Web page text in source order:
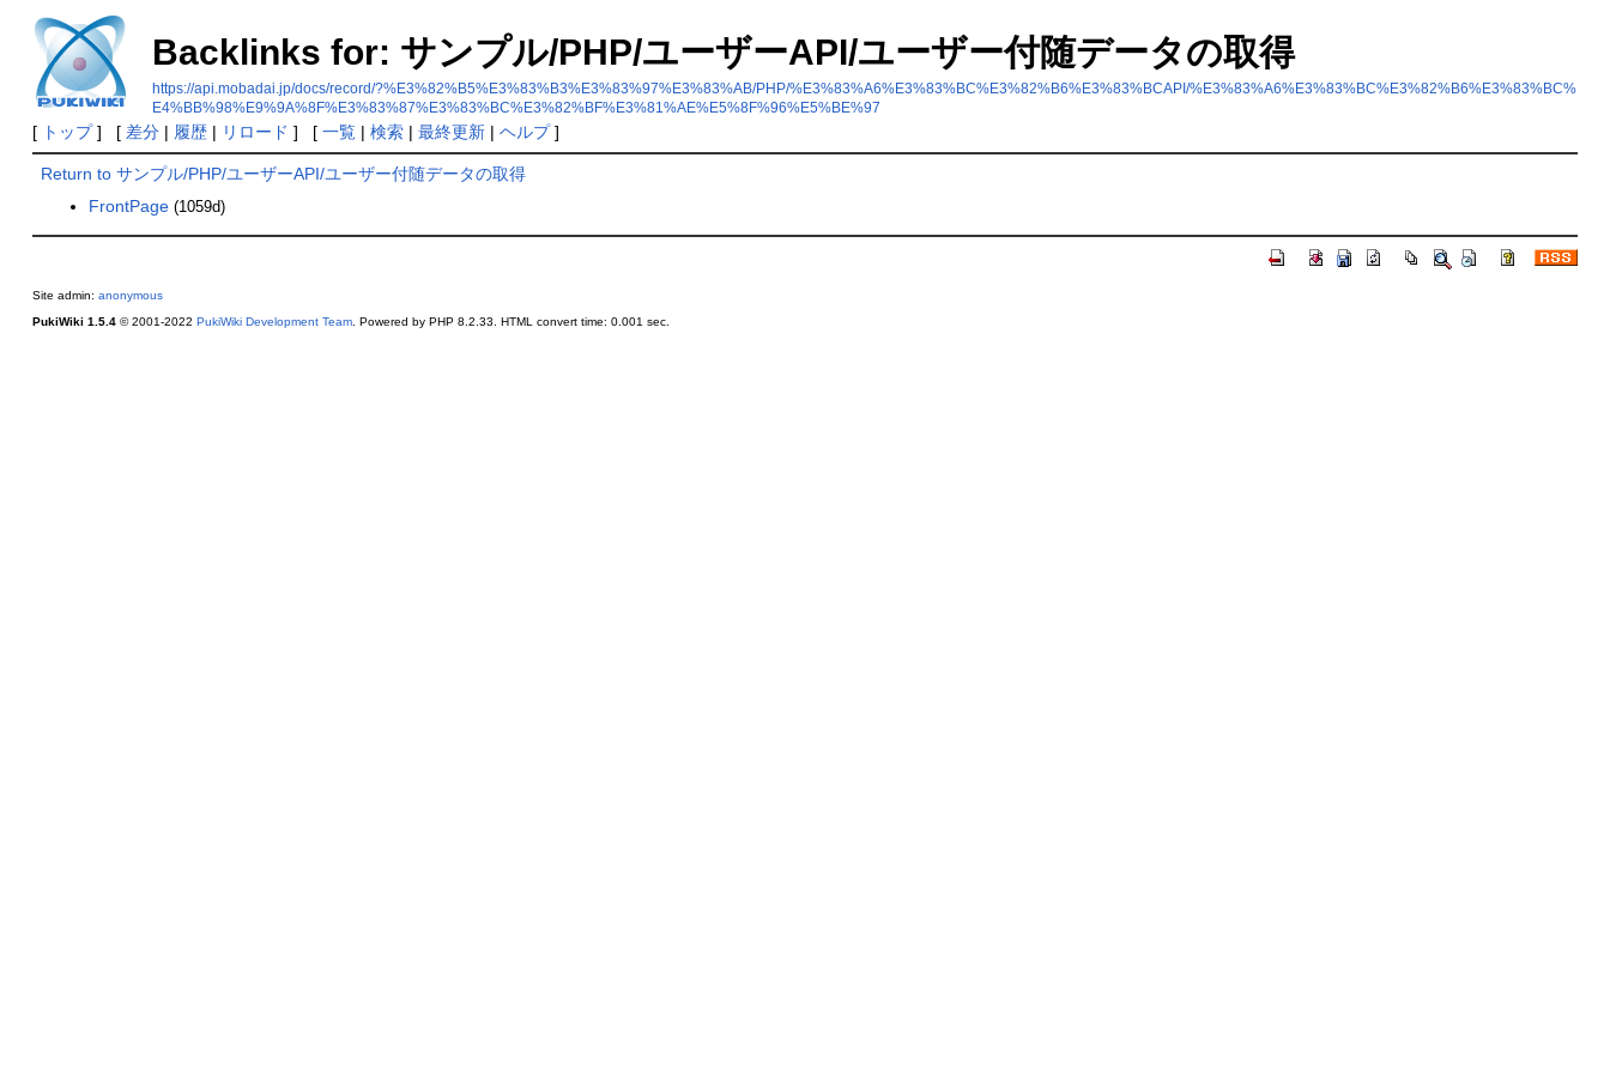
Backlinks for: サンプル/PHP/ユーザーAPI/ユーザー付随データの取得
https://api.mobadai.jp/docs/record/?%E3%82%B5%E3%83%B3%E3%83%97%E3%83%AB/PHP/%E3%83%A6%E3%83%BC%E3%82%B6%E3%83%BCAPI/%E3%83%A6%E3%83%BC%E3%82%B6%E3%83%BC%
E4%BB%98%E9%9A%8F%E3%83%87%E3%83%BC%E3%82%BF%E3%81%AE%E5%8F%96%E5%BE%97
[ トップ] [ 差分| 履歴| リロード ] [ 一覧| 検索| 最終更新| ヘルプ]
Return to サンプル/PHP/ユーザーAPI/ユーザー付随データの取得
FrontPage (1059d)
Site admin: anonymous
PukiWiki 1.5.4© 2001-2022 PukiWiki Development Team. Powered by PHP 8.2.33. HTML convert time: 0.001 sec.